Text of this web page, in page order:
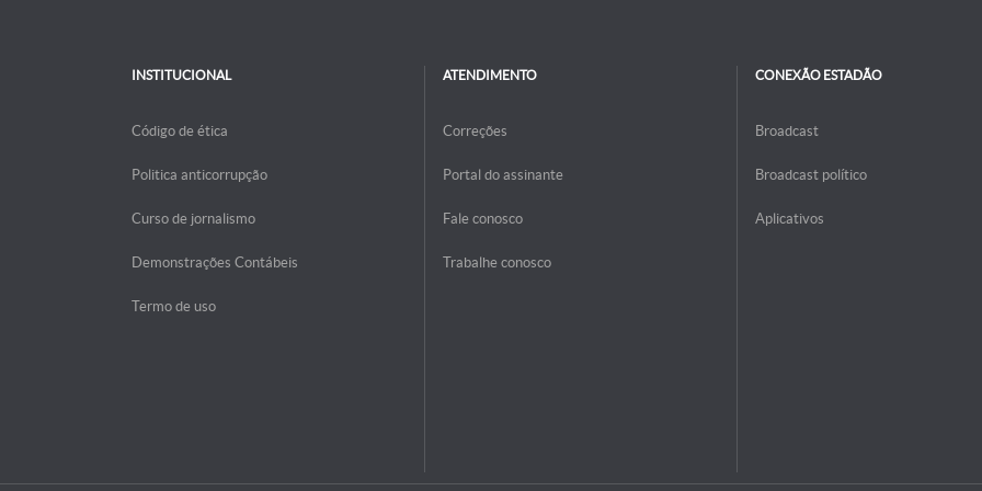
INSTITUCIONAL
Código de ética
Politica anticorrupção
Curso de jornalismo
Demonstrações Contábeis
Termo de uso
ATENDIMENTO
Correções
Portal do assinante
Fale conosco
Trabalhe conosco
CONEXÃO ESTADÃO
Broadcast
Broadcast político
Aplicativos